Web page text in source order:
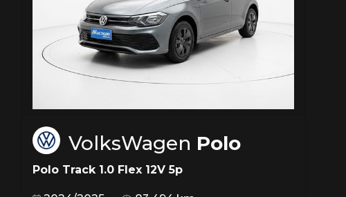
VolksWagen Polo
Polo Track 1.0 Flex 12V 5p